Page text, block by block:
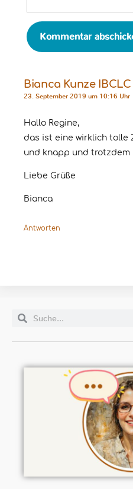
Bianca Kunze IBCLC
23. September 2019 um 10:16 Uhr
Hallo Regine,
das ist eine wirklich tolle
und knapp und trotzdem
Liebe Grüße
Bianca
Antworten